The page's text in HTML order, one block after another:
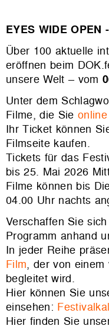
EYES WIDE
Über 100 aktuelle
eröffnen beim
unsere Welt – vom
Unter dem
Filme, die Sie
Ihr Ticket können
Filmseite kaufen.
Tickets für das
bis 25. Mai 2026
Filme können bis
04.00 Uhr nachts
Verschaffen Sie
Programm anhand
In jeder Reihe
Film, der von einem
begleitet wird.
Hier können Sie
einsehen:
Hier finden Sie